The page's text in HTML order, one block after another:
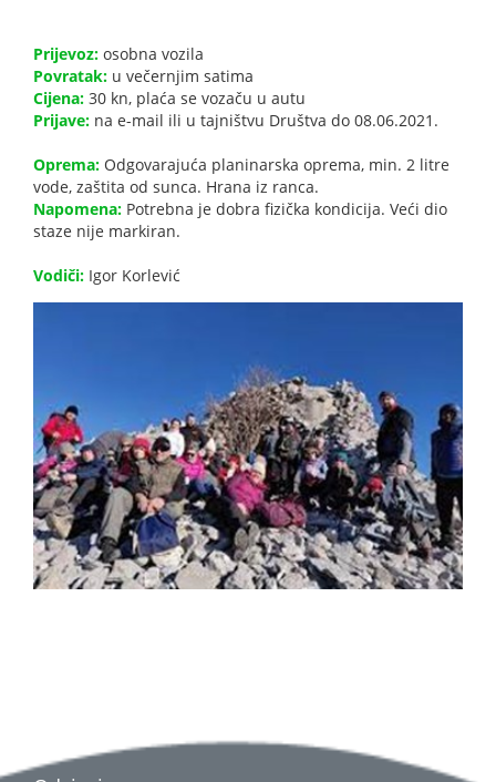
Prijevoz: osobna vozila
Povratak: u večernjim satima
Cijena: 30 kn, plaća se vozaču u autu
Prijave: na e-mail ili u tajništvu Društva do 08.06.2021.
Oprema: Odgovarajuća planinarska oprema, min. 2 litre
vode, zaštita od sunca. Hrana iz ranca.
Napomena: Potrebna je dobra fizička kondicija. Veći dio
staze nije markiran.
Vodiči: Igor Korlević